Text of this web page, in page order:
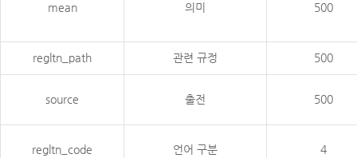
mean 의미 500
regltn_path 관련 규정 500
source 출전 500
regltn_code 언어 구분 4